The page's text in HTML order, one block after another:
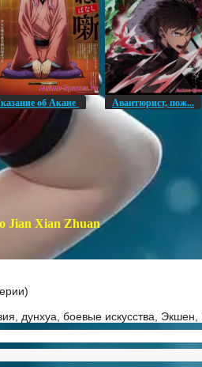
об Акане Авантюрист, пож...
Jian Xian Zhuan
дунхуа, боевые искусства,